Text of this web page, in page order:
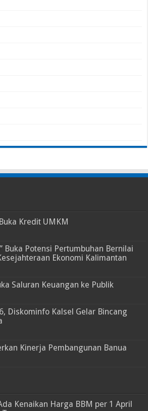
Kredit UMKM
Buka Potensi Pertumbuhan Bernilai
Ekonomi Kalimantan
Saluran Keuangan ke Publik
Diskominfo Kalsel Gelar Bincang
Kinerja Pembangunan Banua
Kenaikan Harga BBM per 1 April